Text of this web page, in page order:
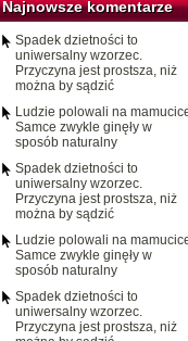
Najnowsze komentarze
Spadek dzietności to
uniwersalny wzorzec.
Przyczyna jest prostsza, niż
można by sądzić
Ludzie polowali na
Samce zwykle ginęły w
sposób naturalny
Spadek dzietności to
uniwersalny wzorzec.
Przyczyna jest prostsza, niż
można by sądzić
Ludzie polowali na
Samce zwykle ginęły w
sposób naturalny
Spadek dzietności to
uniwersalny wzorzec.
Przyczyna jest prostsza, niż